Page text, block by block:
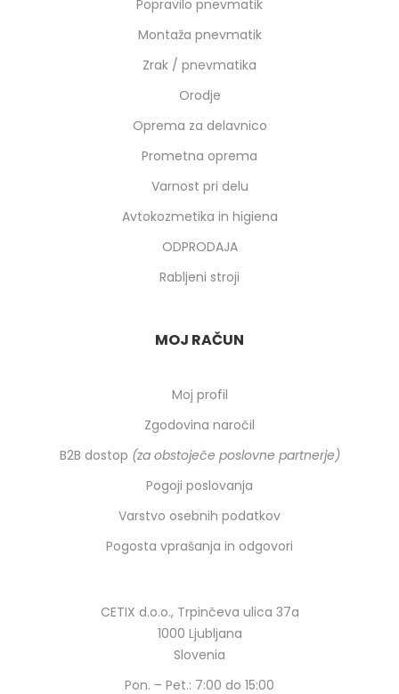
Popravilo pnevmatik
Montaža pnevmatik
Zrak / pnevmatika
Orodje
Oprema za delavnico
Prometna oprema
Varnost pri delu
Avtokozmetika in higiena
ODPRODAJA
Rabljeni stroji
MOJ RAČUN
Moj profil
Zgodovina naročil
B2B dostop (za obstoječe poslovne partnerje)
Pogoji poslovanja
Varstvo osebnih podatkov
Pogosta vprašanja in odgovori
CETIX d.o.o., Trpinčeva ulica 37a
1000 Ljubljana
Slovenia
Pon. – Pet.: 7:00 do 15:00